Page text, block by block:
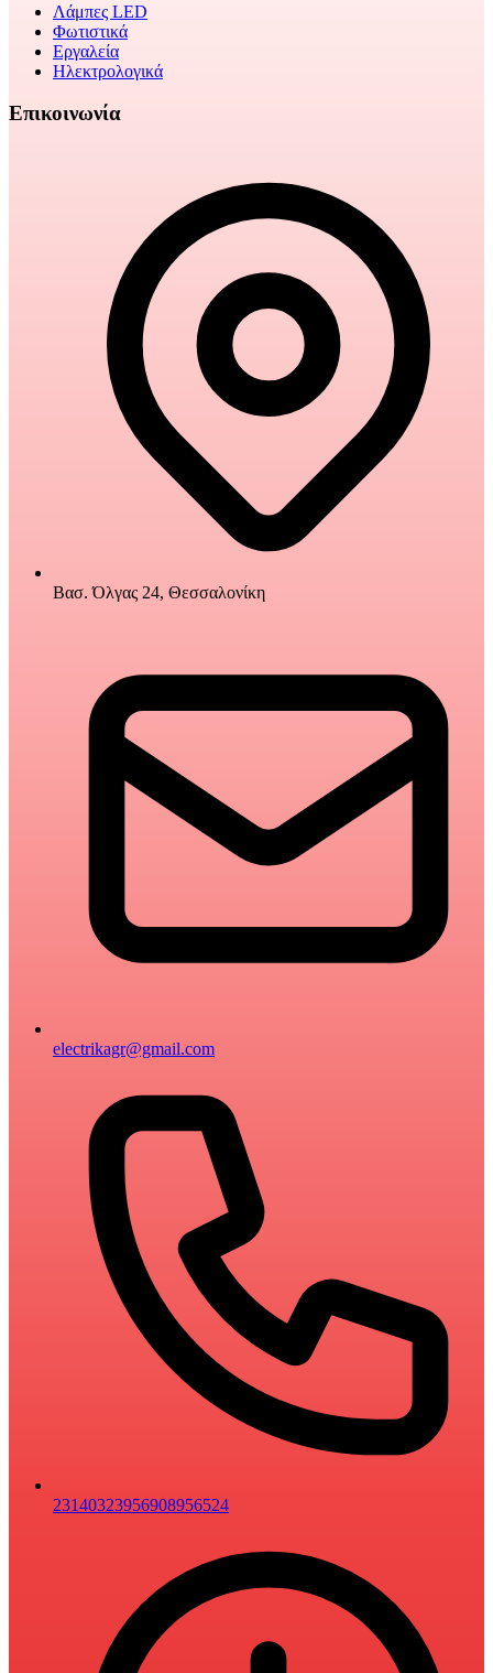
Λάμπες LED
Φωτιστικά
Εργαλεία
Ηλεκτρολογικά
Επικοινωνία
Βασ. Όλγας 24, Θεσσαλονίκη
electrikagr@gmail.com
23140323956908956524